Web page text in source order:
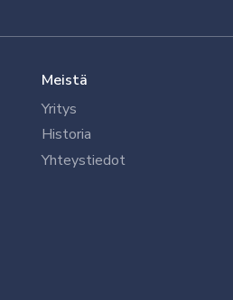
Meistä
Yritys
Historia
Yhteystiedot